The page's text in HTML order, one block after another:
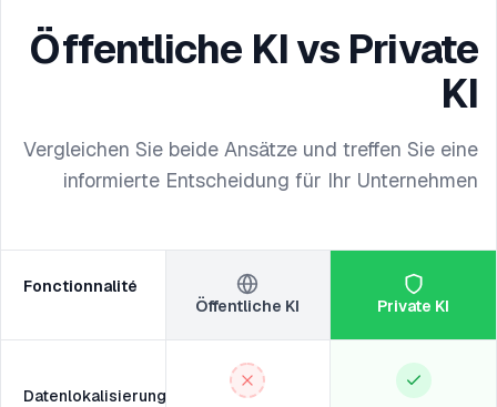
Öffentliche KI vs Private
KI
Vergleichen Sie beide Ansätze und treffen Sie eine
informierte Entscheidung für Ihr Unternehmen
Fonctionnalité
Öffentliche KI
Private KI
Datenlokalisierung